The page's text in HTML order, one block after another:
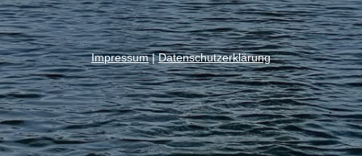
Impressum|Datenschutzerklärung